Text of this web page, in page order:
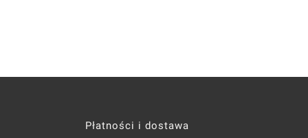
Płatności i dostawa